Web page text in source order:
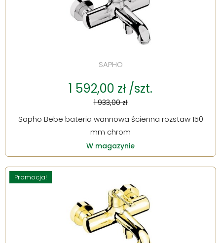
SAPHO
1 592,00 zł /szt.
1 933,00 zł
Sapho Bebe bateria wannowa ścienna rozstaw 150
mm chrom
W magazynie
Promocja!